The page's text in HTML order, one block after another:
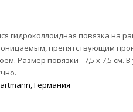
гидроколлоидная повязка на
препятствующим
Размер повязки - 7,5 х 7,5 см.
Германия